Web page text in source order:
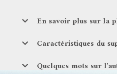
En savoir plus sur la
Caractéristiques du
Quelques mots sur